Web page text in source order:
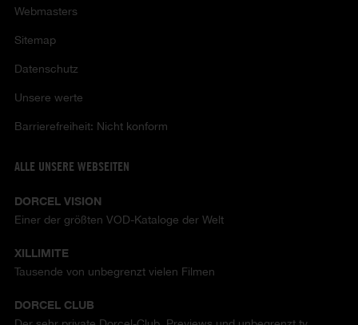
Webmasters
Sitemap
Datenschutz
Unsere werte
Barrierefreiheit: Nicht konform
ALLE UNSERE WEBSEITEN
DORCEL VISION
Einer der größten VOD-Kataloge der Welt
XILLIMITE
Tausende von unbegrenzt vielen Filmen
DORCEL CLUB